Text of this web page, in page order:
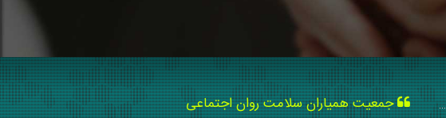
جمعیت همیاران سلامت روان اجتماعی